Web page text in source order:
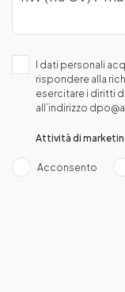
I dati personali
rispondere alla
esercitare i diritti
all’indirizzo
Attività di
Acconsento